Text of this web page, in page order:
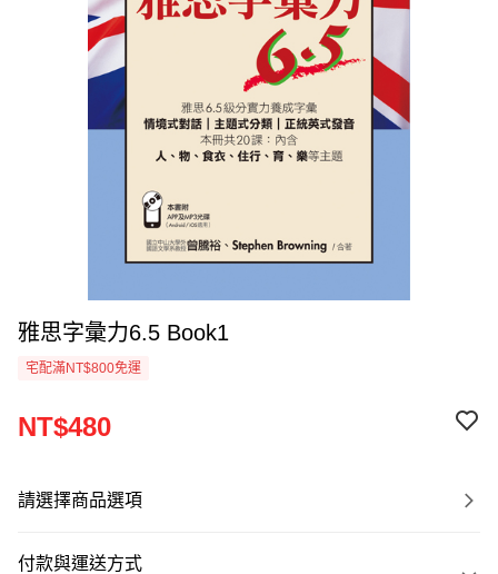
雅思字彙力6.5 Book1
宅配滿NT$800免運
NT$480
請選擇商品選項
付款與運送方式